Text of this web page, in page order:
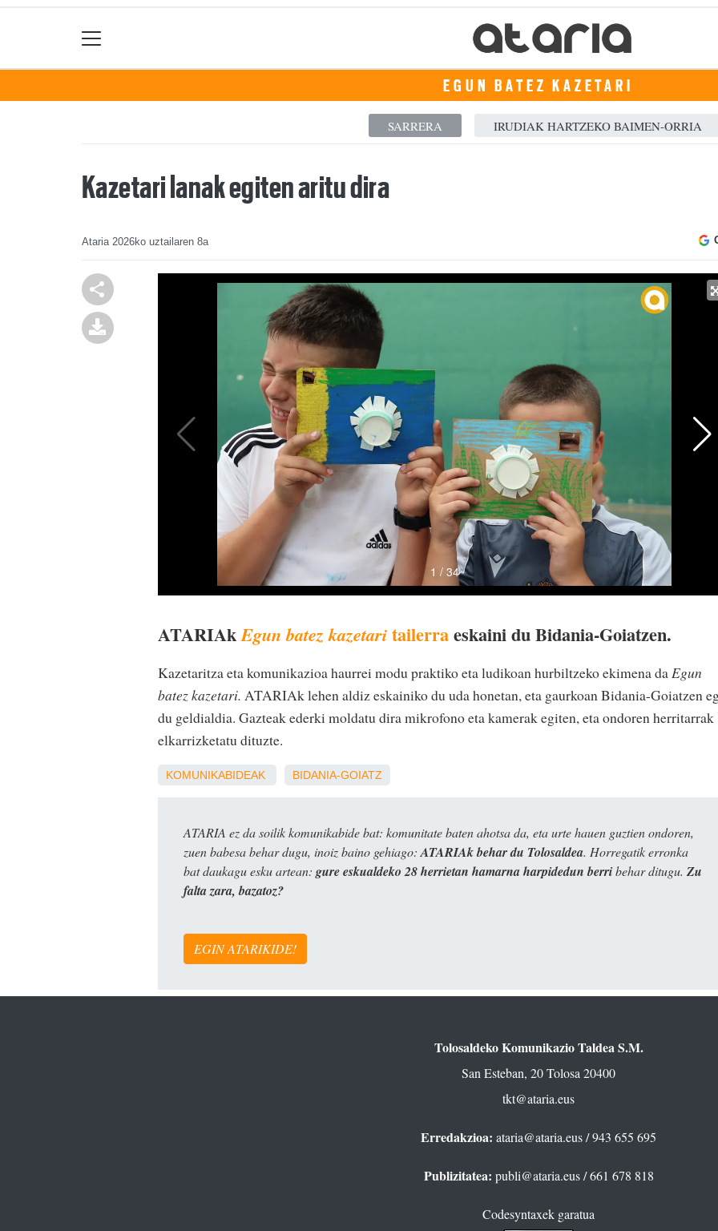
EGUN BATEZ KAZETARI
SARRERA IRUDIAK HARTZEKO BAIMEN-ORRIA
Kazetari lanak egiten aritu dira
Ataria 2026ko uztailaren 8a
ATARIAkEgun batez kazetaritailerraeskaini du Bidania-Goiatzen.
Kazetaritza eta komunikazioa haurrei modu praktiko eta ludikoan hurbiltzeko ekimena daEgun
batez kazetari. ATARIAk lehen aldiz eskainiko du uda honetan, eta gaurkoan Bidania-Goiatzen
du geldialdia. Gazteak ederki moldatu dira mikrofono eta kamerak egiten, eta ondoren herritarrak
elkarrizketatu dituzte.
KOMUNIKABIDEAK BIDANIA-GOIATZ
ATARIA ez da soilik komunikabide bat: komunitate baten ahotsa da, eta urte hauen guztien ondoren,
zuen babesa behar dugu, inoiz baino gehiago: ATARIAk behar du Tolosaldea. Horregatik erronka
bat daukagu esku artean: gure eskualdeko 28 herrietan hamarna harpidedun berribehar ditugu. Zu
falta zara, bazatoz?
EGIN ATARIKIDE!
Tolosaldeko Komunikazio Taldea S.M.
San Esteban, 20 Tolosa 20400
tkt@ataria.eus
Erredakzioa: ataria@ataria.eus/ 943 655 695
Publizitatea: publi@ataria.eus/ 661 678 818
Codesyntaxek garatua